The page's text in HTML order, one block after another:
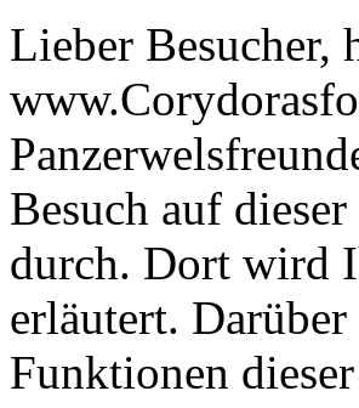
Lieber
Besuch auf
durch. Dort wird
erläutert.
Funktionen